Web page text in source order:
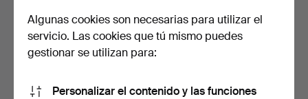
Algunas cookies son necesarias para utilizar el
servicio. Las cookies que tú mismo puedes
gestionar se utilizan para:
Personalizar el contenido y las funciones